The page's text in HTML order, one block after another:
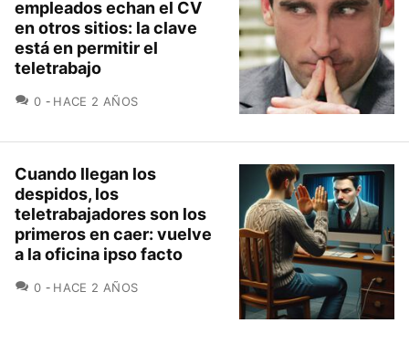
empleados echan el CV
en otros sitios: la clave
está en permitir el
teletrabajo
0 COMENTARIOS
HACE 2 AÑOS
Cuando llegan los
despidos, los
teletrabajadores son los
primeros en caer: vuelve
a la oficina ipso facto
0 COMENTARIOS
HACE 2 AÑOS